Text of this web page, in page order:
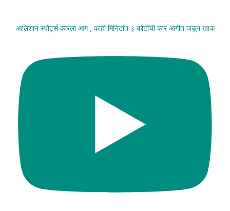
आलिशान स्पोर्ट्स कारला आग , काही मिनिटांत ३ कोटींची कार आगीत जळून खाक